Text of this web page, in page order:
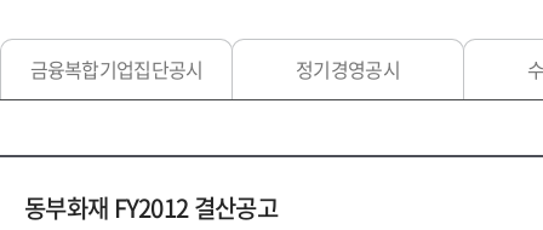
동
금융복합기업집단공시 정기경영공시
동부화재 FY2012 결산공고